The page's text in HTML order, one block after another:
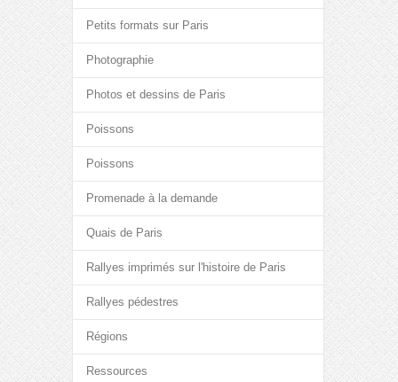
Petits formats sur Paris
Photographie
Photos et dessins de Paris
Poissons
Poissons
Promenade à la demande
Quais de Paris
Rallyes imprimés sur l'histoire de Paris
Rallyes pédestres
Régions
Ressources